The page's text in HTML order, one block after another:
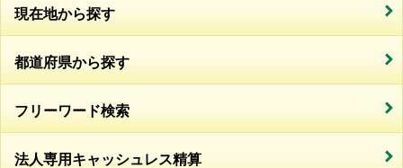
現在地から探す
都道府県から探す
フリーワード検索
法人専用キャッシュレス精算